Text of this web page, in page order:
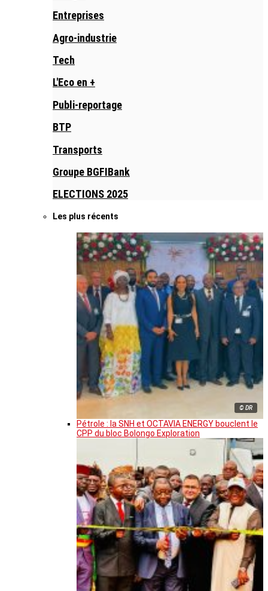
Entreprises
Agro-industrie
Tech
L'Eco en +
Publi-reportage
BTP
Transports
Groupe BGFIBank
ELECTIONS 2025
Les plus récents
© DR
Pétrole : la SNH et OCTAVIA ENERGY bouclent le
CPP du bloc Bolongo Exploration